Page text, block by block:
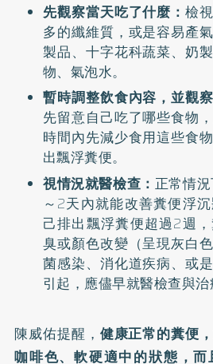
先觀察當天吃了什麼：檢
多的纖維質，或是容易產
製品、十字花科蔬菜、奶
物、氣泡水。
暫時調整飲食內容，並觀
先留意自己吃了哪些食物
時間內先減少食用這些食
出飄浮糞便。
視情況就醫檢查： 正常情
～2天內就能改善糞便浮
己排出飄浮糞便超過2週
臭或顏色改變（呈現灰白
菌感染、消化道疾病、或
引起，應儘早就醫檢查與治
陳威佑提醒， 健康正常的糞便
咖啡色、軟硬適中的狀態，而